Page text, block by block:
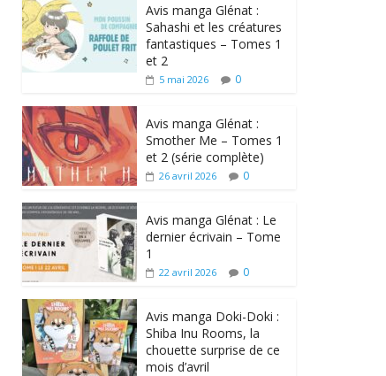
Avis manga Glénat :
Sahashi et les créatures
fantastiques – Tomes 1
et 2
5 mai 2026 0
Avis manga Glénat :
Smother Me – Tomes 1
et 2 (série complète)
26 avril 2026 0
Avis manga Glénat : Le
dernier écrivain – Tome
1
22 avril 2026 0
Avis manga Doki-Doki :
Shiba Inu Rooms, la
chouette surprise de ce
mois d’avril